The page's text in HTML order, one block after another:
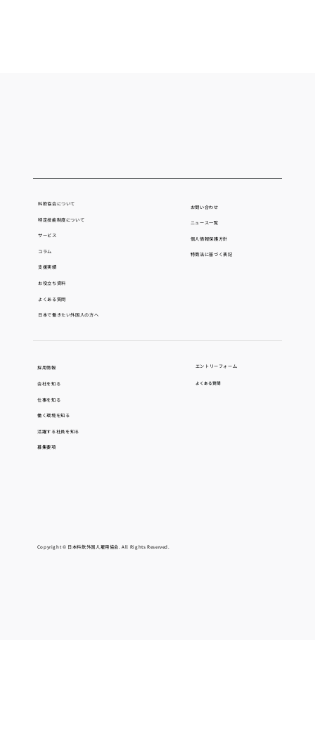
セミナー」1月26日より申込み受付開始
採用情報
会社を知る
仕事を知る
働く環境を知る
活躍する社員を知る
募集要項
エントリーフォーム
よくある質問
料飲協会について
特定技能制度について
サービス
コラム
支援実績
お役立ち資料
よくある質問
日本で働きたい外国人の方へ
お問い合わせ
ニュース一覧
個人情報保護方針
​特商法に基づく表記
Copyright © 日本料飲外国人雇用協会. All Rights Reserved.